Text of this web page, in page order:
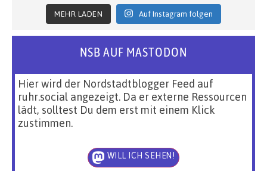
MEHR LADEN Auf Instagram folgen
NSB AUF MASTODON
Hier wird der Nordstadtblogger Feed auf
ruhr.social angezeigt. Da er externe Ressourcen
lädt, solltest Du dem erst mit einem Klick
zustimmen.
WILL ICH SEHEN!